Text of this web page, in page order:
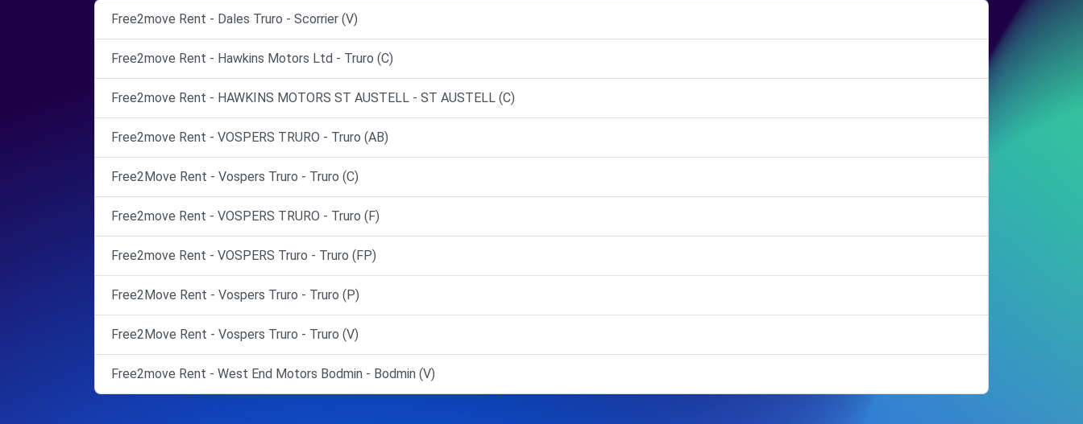
Free2move Rent - Dales Truro - Scorrier (V)
Free2move Rent - Hawkins Motors Ltd - Truro (C)
Free2move Rent - HAWKINS MOTORS ST AUSTELL - ST AUSTELL (C)
Free2move Rent - VOSPERS TRURO - Truro (AB)
Free2Move Rent - Vospers Truro - Truro (C)
Free2move Rent - VOSPERS TRURO - Truro (F)
Free2move Rent - VOSPERS Truro - Truro (FP)
Free2Move Rent - Vospers Truro - Truro (P)
Free2Move Rent - Vospers Truro - Truro (V)
Free2move Rent - West End Motors Bodmin - Bodmin (V)